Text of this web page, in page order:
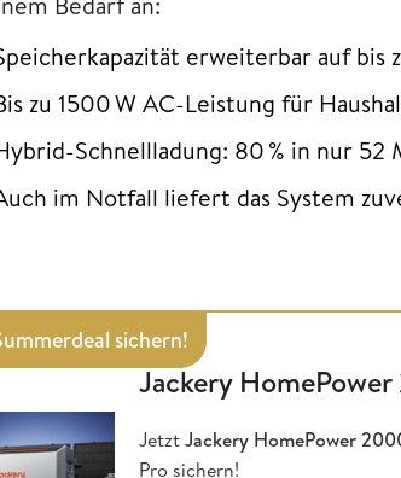
erweiterbar auf bis
zu 1500 W AC-Leistung für
Schnellladung: 80 % in nur 52
im Notfall liefert das System
sichern!
Jackery
JetztJackery HomePower
Pro sichern!